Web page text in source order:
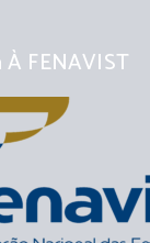
FENAVIST